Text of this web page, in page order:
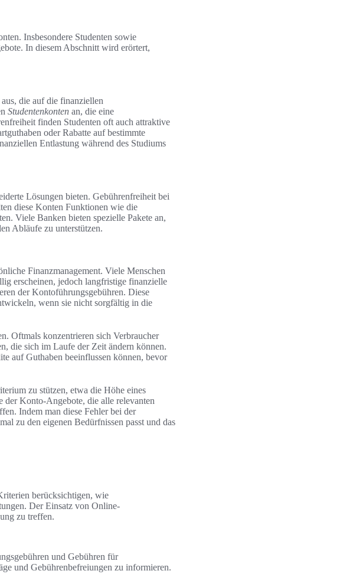
Insbesondere Studenten sowie
In diesem Abschnitt wird erörtert,
die auf die finanziellen
Studentenkonten an, die eine
finden Studenten oft auch attraktive
oder Rabatte auf bestimmte
Entlastung während des Studiums
Lösungen bieten. Gebührenfreiheit bei
diese Konten Funktionen wie die
Viele Banken bieten spezielle Pakete an,
Abläufe zu unterstützen.
Finanzmanagement. Viele Menschen
erscheinen, jedoch langfristige finanzielle
der Kontoführungsgebühren. Diese
wenn sie nicht sorgfältig in die
Oftmals konzentrieren sich Verbraucher
die sich im Laufe der Zeit ändern können.
auf Guthaben beeinflussen können, bevor
zu stützen, etwa die Höhe eines
der Konto-Angebote, die alle relevanten
Indem man diese Fehler bei der
zu den eigenen Bedürfnissen passt und das
berücksichtigen, wie
Der Einsatz von Online-
zu treffen.
und Gebühren für
und Gebührenbefreiungen zu informieren.